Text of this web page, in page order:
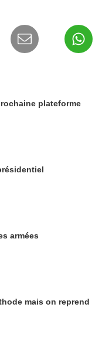
plateforme
armées
mais on reprend